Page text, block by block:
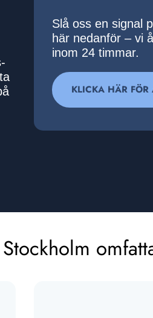
Slå oss en signal
här nedanför – vi
inom 24 timmar.
KLICKA HÄR FÖR